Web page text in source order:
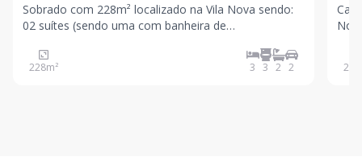
Sobrado com 228m² localizado na Vila Nova sendo:
02 suítes (sendo uma com banheira de
de estar e jantar Cozinha com churrasqueira
integrada Área de serviço 02 vagas de garagem
228m² 3 3 2 2
Nova sendo:
propostas Para
249